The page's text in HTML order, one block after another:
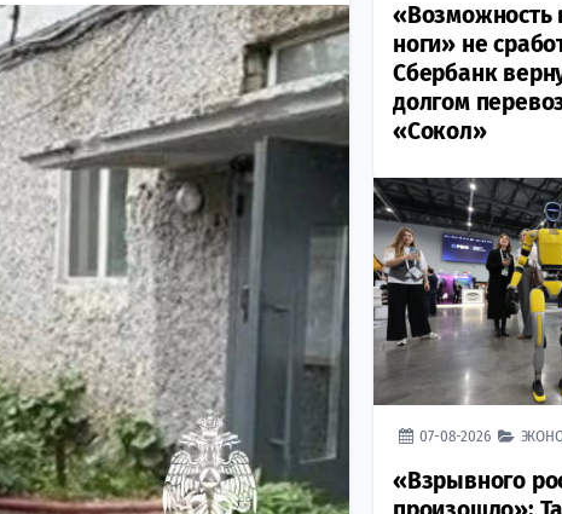
«Возможность
ноги» не
Сбербанк
долгом
«Сокол»
07-08-2026
«Взрывного